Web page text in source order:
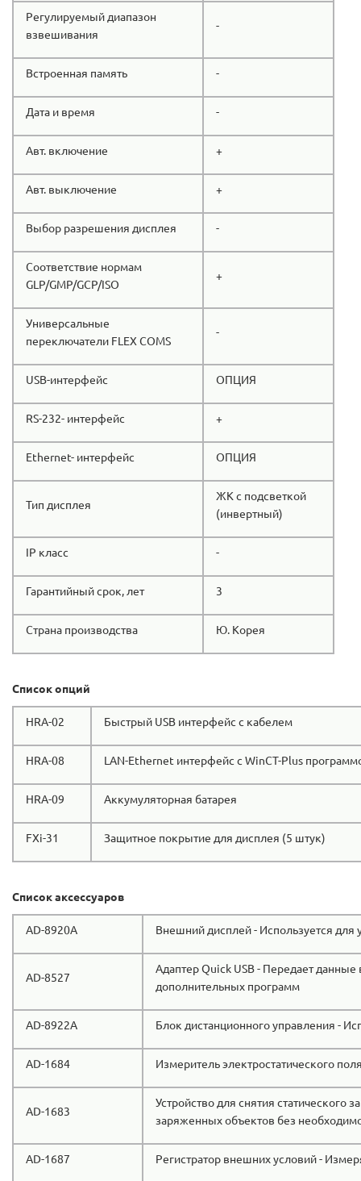
Регулируемый диапазон
взвешивания
-
Встроенная память -
Дата и время -
Авт. включение +
Авт. выключение +
Выбор разрешения дисплея -
Соответствие нормам
GLP/GMP/GCP/ISO
+
Универсальные
переключатели FLEX COMS
-
USB-интерфейс ОПЦИЯ
RS-232- интерфейс +
Ethernet- интерфейс ОПЦИЯ
Тип дисплея
ЖК с подсветкой
(инвертный)
IP класс -
Гарантийный срок, лет 3
Страна производства Ю. Корея
Список опций
HRA-02 Быстрый USB интерфейс с кабелем
HRA-08 LAN-Ethernet интерфейс с WinCT-Plus
HRA-09 Аккумуляторная батарея
FXi-31 Защитное покрытие для дисплея (5 штук)
Список аксессуаров
AD-8920A Внешний дисплей - Используется для
AD-8527
Адаптер Quick USB - Передает
дополнительных программ
AD-8922A Блок дистанционного управления -
AD-1684 Измеритель электростатического
AD-1683
Устройство для снятия статического
заряженных объектов без
AD-1687 Регистратор внешних условий -